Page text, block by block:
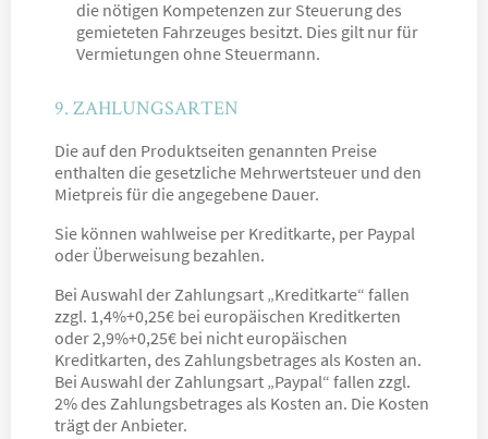
die nötigen Kompetenzen zur Steuerung des
gemieteten Fahrzeuges besitzt. Dies gilt nur für
Vermietungen ohne Steuermann.
9. ZAHLUNGSARTEN
Die auf den Produktseiten genannten Preise
enthalten die gesetzliche Mehrwertsteuer und den
Mietpreis für die angegebene Dauer.
Sie können wahlweise per Kreditkarte, per Paypal
oder Überweisung bezahlen.
Bei Auswahl der Zahlungsart „Kreditkarte“ fallen
zzgl. 1,4%+0,25€ bei europäischen Kreditkerten
oder 2,9%+0,25€ bei nicht europäischen
Kreditkarten, des Zahlungsbetrages als Kosten an.
Bei Auswahl der Zahlungsart „Paypal“ fallen zzgl.
2% des Zahlungsbetrages als Kosten an. Die Kosten
trägt der Anbieter.